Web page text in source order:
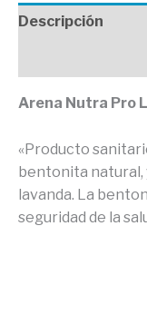
Descripción
Arena Nutra Pro
«Producto
bentonita natural,
lavanda. La
seguridad de la